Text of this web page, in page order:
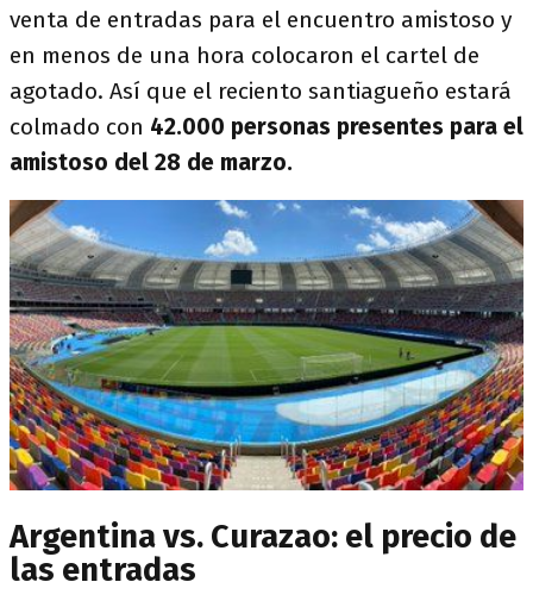
venta de entradas para el encuentro amistoso y
en menos de una hora colocaron el cartel de
agotado. Así que el reciento santiagueño estará
colmado con 42.000 personas presentes para el
amistoso del 28 de marzo.
Argentina vs. Curazao: el precio de
las entradas